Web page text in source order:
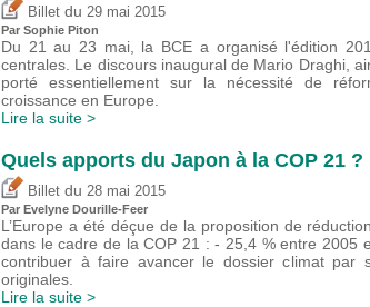
Billet du 29 mai 2015
Par Sophie Piton
Du 21 au 23 mai, la BCE a organisé l'édition
centrales. Le discours inaugural de Mario Draghi,
porté essentiellement sur la nécessité de
croissance en Europe.
Lire la suite >
Quels apports du Japon à la COP 21 ?
Billet du 28 mai 2015
Par Evelyne Dourille-Feer
L’Europe a été déçue de la proposition de
dans le cadre de la COP 21 : - 25,4 % entre 2005
contribuer à faire avancer le dossier climat par
originales.
Lire la suite >